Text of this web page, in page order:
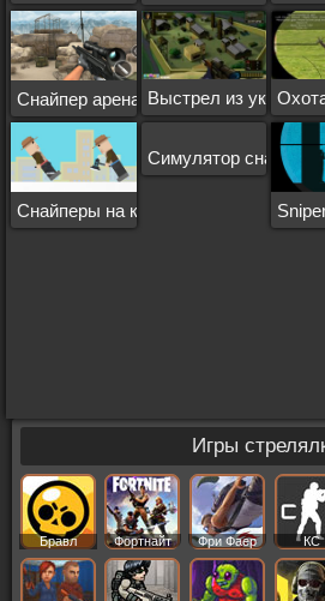
Снайпер арена Выстрел из укрытия
Снайперы на крыше
Симулятор снайпера
Игры
Бравл
Старс
Фортнайт Фри Фаер КС